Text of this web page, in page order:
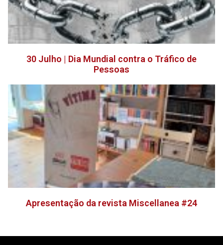
30 Julho | Dia Mundial contra o Tráfico de
Pessoas
Apresentação da revista Miscellanea #24